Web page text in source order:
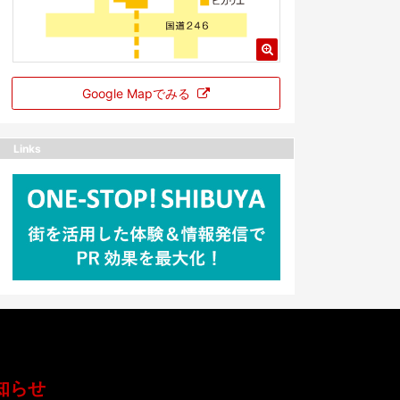
Google Mapでみる
Links
らせ